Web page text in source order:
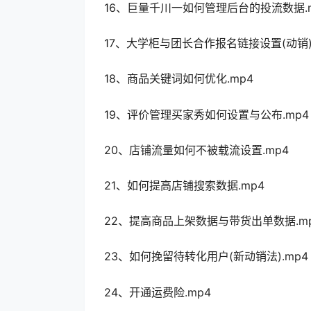
16、巨量千川一如何管理后台的投流数据
17、大学柜与团长合作报名链接设置(动
18、商品关键词如何优化.mp4
19、评价管理买家秀如何设置与公布.mp4
20、店铺流量如何不被载流设置.mp4
21、如何提高店铺搜索数据.mp4
22、提高商品上架数据与带货出单数据
23、如何挽留待转化用户(新动销法).mp4
24、开通运费险.mp4